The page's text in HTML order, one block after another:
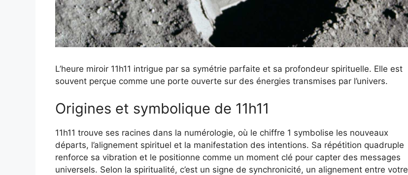
L’heure miroir 11h11 intrigue par sa symétrie parfaite et sa profondeur spirituelle. Elle est
souvent perçue comme une porte ouverte sur des énergies transmises par l’univers.
Origines et symbolique de 11h11
11h11 trouve ses racines dans la numérologie, où le chiffre 1 symbolise les nouveaux
départs, l’alignement spirituel et la manifestation des intentions. Sa répétition quadruple
renforce sa vibration et le positionne comme un moment clé pour capter des messages
universels. Selon la spiritualité, c’est un signe de synchronicité, un alignement entre votre